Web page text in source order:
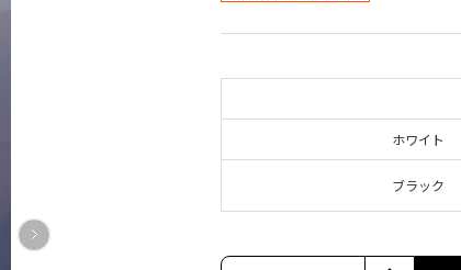
ホワイト
ブラック